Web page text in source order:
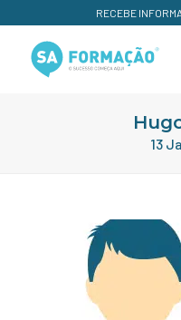
RECEBE
13